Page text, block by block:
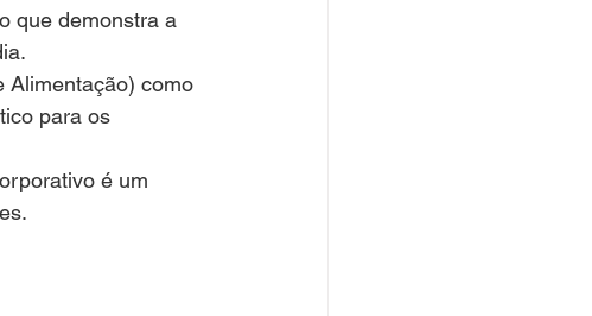
que demonstra a
Alimentação) como
para os
é um